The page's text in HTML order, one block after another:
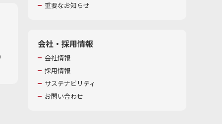
重要なお知らせ
会社・採用情報
会社情報
採用情報
サステナビリティ
お問い合わせ